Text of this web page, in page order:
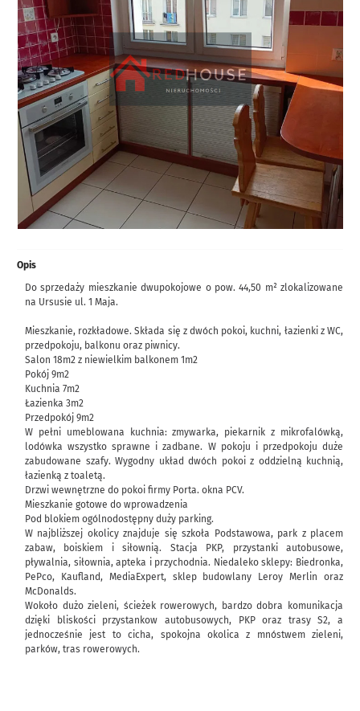
Opis
Do sprzedaży mieszkanie dwupokojowe o pow. 44,50 m² zlokalizowane
na Ursusie ul. 1 Maja.
Mieszkanie, rozkładowe. Składa się z dwóch pokoi, kuchni, łazienki z WC,
przedpokoju, balkonu oraz piwnicy.
Salon 18m2 z niewielkim balkonem 1m2
Pokój 9m2
Kuchnia 7m2
Łazienka 3m2
Przedpokój 9m2
W pełni umeblowana kuchnia: zmywarka, piekarnik z mikrofalówką,
lodówka wszystko sprawne i zadbane. W pokoju i przedpokoju duże
zabudowane szafy. Wygodny układ dwóch pokoi z oddzielną kuchnią,
łazienką z toaletą.
Drzwi wewnętrzne do pokoi firmy Porta. okna PCV.
Mieszkanie gotowe do wprowadzenia
Pod blokiem ogólnodostępny duży parking.
W najbliższej okolicy znajduje się szkoła Podstawowa, park z placem
zabaw, boiskiem i siłownią. Stacja PKP, przystanki autobusowe,
pływalnia, siłownia, apteka i przychodnia. Niedaleko sklepy: Biedronka,
PePco, Kaufland, MediaExpert, sklep budowlany Leroy Merlin oraz
McDonalds.
Wokoło dużo zieleni, ścieżek rowerowych, bardzo dobra komunikacja
dzięki bliskości przystankow autobusowych, PKP oraz trasy S2, a
jednocześnie jest to cicha, spokojna okolica z mnóstwem zieleni,
parków, tras rowerowych.